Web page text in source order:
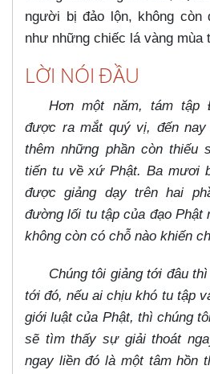
người bị đảo lộn, không còn
như những chiếc lá vàng mùa
LỜI NÓI ĐẦU
Hơn một năm, tám tập
được ra mắt quý vị, đến
thêm những phần còn thiếu
tiến tu về xứ Phật. Ba mươi
được giảng dạy trên hai
đường lối tu tập của đạo Phật
không còn có chỗ nào khiến
Chúng tôi giảng tới đâu
tới đó, nếu ai chịu khó tu tập
giới luật của Phật, thì chúng
sẽ tìm thấy sự giải thoát
ngay liền đó là một tâm hồn